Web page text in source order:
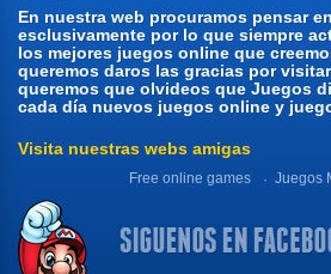
En nuestra web procuramos pensar
esclusivamente por lo que siempre
los mejores juegos online que
queremos daros las gracias por
queremos que olvideos que Juegos
cada día nuevos juegos online y
Visita nuestras webs amigas
Free online games Juegos